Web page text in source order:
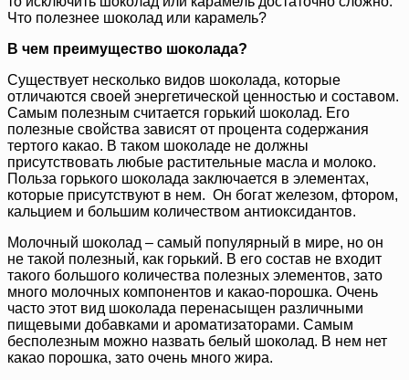
Что полезнее шоколад или карамель?
В чем преимущество шоколада?
Существует несколько видов шоколада, которые
отличаются своей энергетической ценностью и составом.
Самым полезным считается горький шоколад. Его
полезные свойства зависят от процента содержания
тертого какао. В таком шоколаде не должны
присутствовать любые растительные масла и молоко.
Польза горького шоколада заключается в элементах,
которые присутствуют в нем. Он богат железом, фтором,
кальцием и большим количеством антиоксидантов.
Молочный шоколад – самый популярный в мире, но он
не такой полезный, как горький. В его состав не входит
такого большого количества полезных элементов, зато
много молочных компонентов и какао-порошка. Очень
часто этот вид шоколада перенасыщен различными
пищевыми добавками и ароматизаторами. Самым
бесполезным можно назвать белый шоколад. В нем нет
какао порошка, зато очень много жира.